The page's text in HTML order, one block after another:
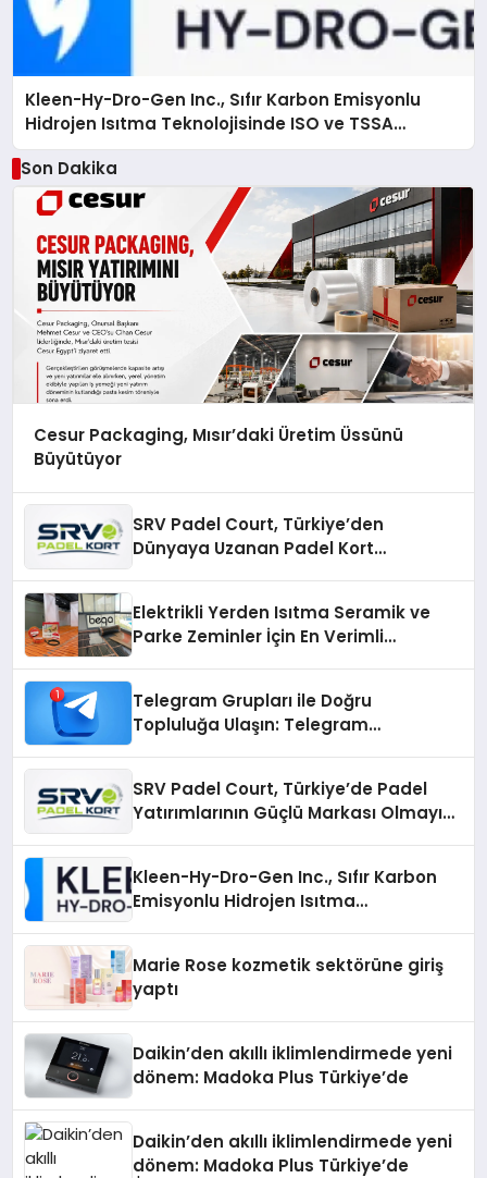
Kleen-Hy-Dro-Gen Inc., Sıfır Karbon Emisyonlu
Hidrojen Isıtma Teknolojisinde ISO ve TSSA
Düzenleyici Onaylarını Aldı
Son Dakika
Cesur Packaging, Mısır’daki Üretim Üssünü
Büyütüyor
SRV Padel Court, Türkiye’den
Dünyaya Uzanan Padel Kort
Elektrikli Yerden Isıtma Seramik ve
Parke Zeminler İçin En Verimli
Telegram Grupları ile Doğru
Topluluğa Ulaşın: Telegram
SRV Padel Court, Türkiye’de Padel
Yatırımlarının Güçlü Markası Olmayı
Kleen-Hy-Dro-Gen Inc., Sıfır Karbon
Emisyonlu Hidrojen Isıtma
Marie Rose kozmetik sektörüne giriş
yaptı
Daikin’den akıllı iklimlendirmede yeni
dönem: Madoka Plus Türkiye’de
Daikin’den akıllı iklimlendirmede yeni
dönem: Madoka Plus Türkiye’de